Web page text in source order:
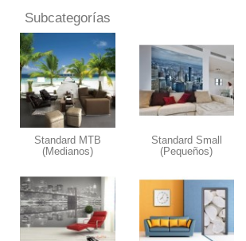
Subcategorías
Standard MTB
(Medianos)
Standard Small
(Pequeños)